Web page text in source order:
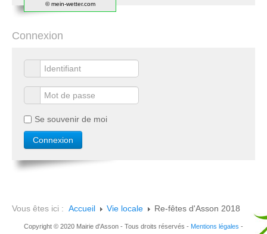
© mein-wetter.com
Connexion
Se souvenir de moi
Vous êtes ici : Accueil Vie locale Re-fêtes d'Asson 2018
Copyright © 2020 Mairie d'Asson - Tous droits réservés - Mentions légales -